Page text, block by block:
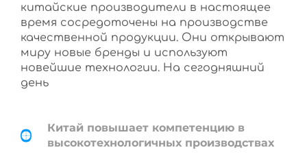
китайские производители в настоящее
время сосредоточены на производстве
качественной продукции. Они открывают
миру новые бренды и используют
новейшие технологии. На сегодняшний
день
Китай повышает компетенцию в
высокотехнологичных производствах